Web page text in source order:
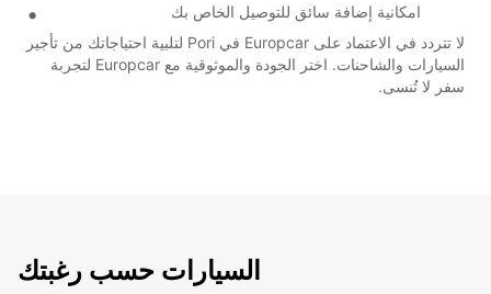
امكانية إضافة سائق للتوصيل الخاص بك
لا تتردد في الاعتماد على Europcar في Pori لتلبية احتياجاتك من تأجير
السيارات والشاحنات. اختر الجودة والموثوقية مع Europcar لتجربة
سفر لا تُنسى.
السيارات حسب رغبتك